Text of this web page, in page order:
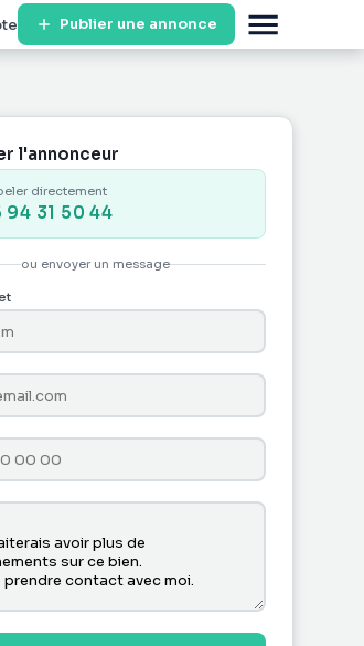
Publier une annonce
l'annonceur
directement
94 31 50 44
ou envoyer un message